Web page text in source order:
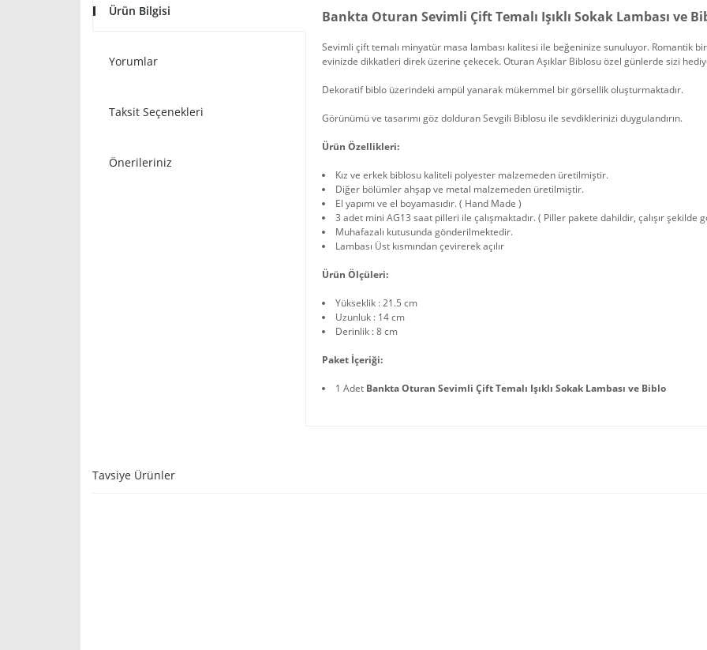
Ürün Bilgisi
Yorumlar
Taksit Seçenekleri
Önerileriniz
Bankta Oturan Sevimli Çift Temalı Işıklı Sokak Lambası ve
Sevimli çift temalı minyatür masa lambası kalitesi ile beğeninize sunuluyor. Romantik
evinizde dikkatleri direk üzerine çekecek. Oturan Aşıklar Biblosu özel günlerde sizi
Dekoratif biblo üzerindeki ampül yanarak mükemmel bir görsellik oluşturmaktadır.
Görünümü ve tasarımı göz dolduran Sevgili Biblosu ile sevdiklerinizi duygulandırın.
Ürün Özellikleri:
Kız ve erkek biblosu kaliteli polyester malzemeden üretilmiştir.
Diğer bölümler ahşap ve metal malzemeden üretilmiştir.
El yapımı ve el boyamasıdır. ( Hand Made )
3 adet mini AG13 saat pilleri ile çalışmaktadır. ( Piller pakete dahildir, çalışır şekilde
Muhafazalı kutusunda gönderilmektedir.
Lambası Üst kısmından çevirerek açılır
Ürün Ölçüleri:
Yükseklik : 21.5 cm
Uzunluk : 14 cm
Derinlik : 8 cm
Paket İçeriği:
1 Adet Bankta Oturan Sevimli Çift Temalı Işıklı Sokak Lambası ve Biblo
Tavsiye Ürünler